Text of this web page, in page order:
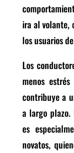
ira al volante,
los usuarios
Los
menos
contribuye a
a largo plazo.
es
novatos,